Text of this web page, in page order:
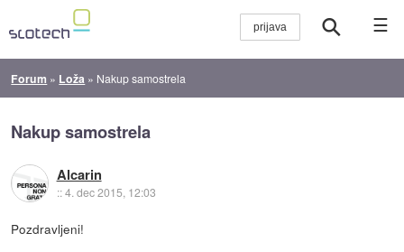
☰
Forum » Loža » Nakup samostrela
Nakup samostrela
Alcarin
::4. dec 2015, 12:03
Pozdravljeni!